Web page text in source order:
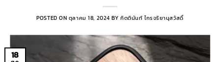
POSTED ON ตุลาคม 18, 2024 BYกิตตินันท์ ไกรจริยานุสวัสดิ์
18